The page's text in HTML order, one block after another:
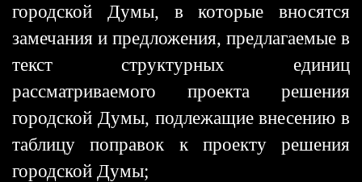
городской Думы, в которые вносятся
замечания и предложения, предлагаемые в
текст структурных единиц
рассматриваемого проекта решения
городской Думы, подлежащие внесению в
таблицу поправок к проекту решения
городской Думы;